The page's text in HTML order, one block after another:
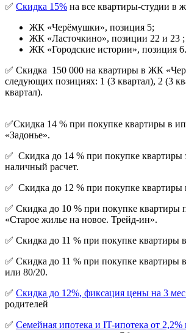
✅ Скидка 15% на все квартиры-студии в
ЖК «Черёмушки», позиция 5;
ЖК «Ласточкино», позиции 22 и 23 ;
ЖК «Городские истории», позиция 6.
✅ Скидка 150 000 на квартиры в ЖК
следующих позициях: 1 (3 квартал), 2 (3
квартал).
✅Скидка 14 % при покупке квартиры в
«Задонье».
✅ Скидка до 14 % при покупке квартиры
наличный расчет.
✅ Скидка до 12 % при покупке квартиры
✅ Скидка до 10 % при покупке квартиры
«Старое жилье на новое. Трейд-ин».
✅ Скидка до 11 % при покупке квартиры
✅ Скидка до 11 % при покупке квартиры
или 80/20.
✅ Скидка до 12%, фиксация цены на 3
родителей
✅ Семейная ипотека и IT-ипотека от 2,2%